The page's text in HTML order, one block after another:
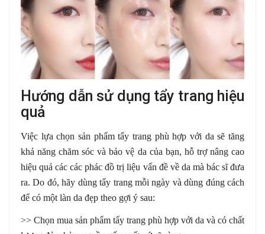
Hướng dẫn sử dụng tẩy trang hiệu
quả
Việc lựa chọn sản phẩm tẩy trang phù hợp với da sẽ tăng
khả năng chăm sóc và bảo vệ da của bạn, hỗ trợ nâng cao
hiệu quả các các phác đồ trị liệu vấn đề về da mà bác sĩ đưa
ra. Do đó, hãy dùng tẩy trang mỗi ngày và dùng đúng cách
để có một làn da đẹp theo gợi ý sau:
>> Chọn mua sản phẩm tẩy trang phù hợp với da và có chất